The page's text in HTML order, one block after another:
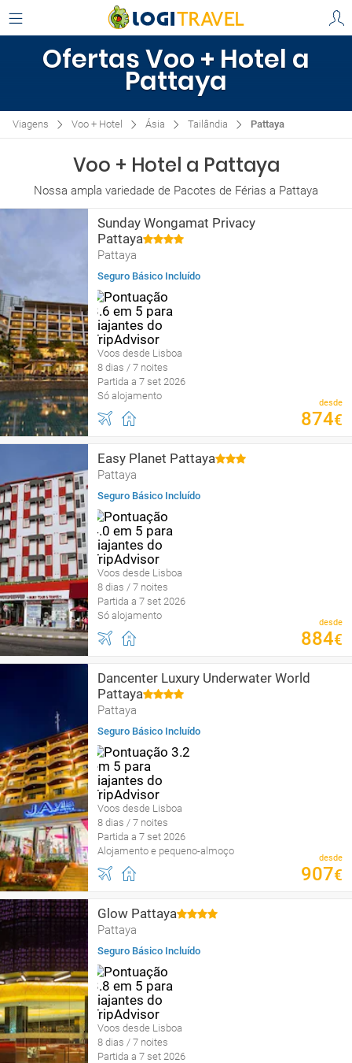
Ofertas Voo + Hotel a
Pattaya
Viagens Voo + Hotel Ásia Tailândia Pattaya
Voo + Hotel a Pattaya
Nossa ampla variedade de Pacotes de Férias a Pattaya
Sunday Wongamat Privacy
Pattaya
Pattaya
Seguro Básico Incluído
Voos desde Lisboa
8 dias / 7 noites
Partida a 7 set 2026
Só alojamento
desde
874€
Easy Planet Pattaya
Pattaya
Seguro Básico Incluído
Voos desde Lisboa
8 dias / 7 noites
Partida a 7 set 2026
Só alojamento
desde
884€
Dancenter Luxury Underwater World
Pattaya
Pattaya
Seguro Básico Incluído
Voos desde Lisboa
8 dias / 7 noites
Partida a 7 set 2026
Alojamento e pequeno-almoço
desde
907€
Glow Pattaya
Pattaya
Seguro Básico Incluído
Voos desde Lisboa
8 dias / 7 noites
Partida a 7 set 2026